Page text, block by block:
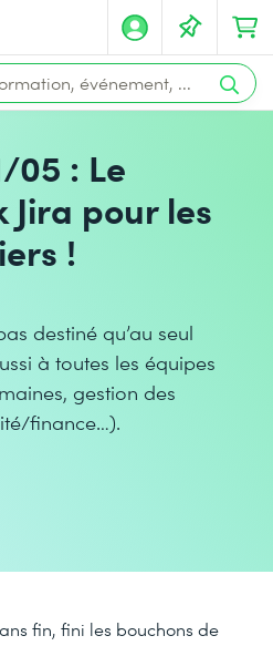
05 : Le
pour les
!
destiné qu’au seul
à toutes les équipes
gestion des
finance…).
fin, fini les bouchons de